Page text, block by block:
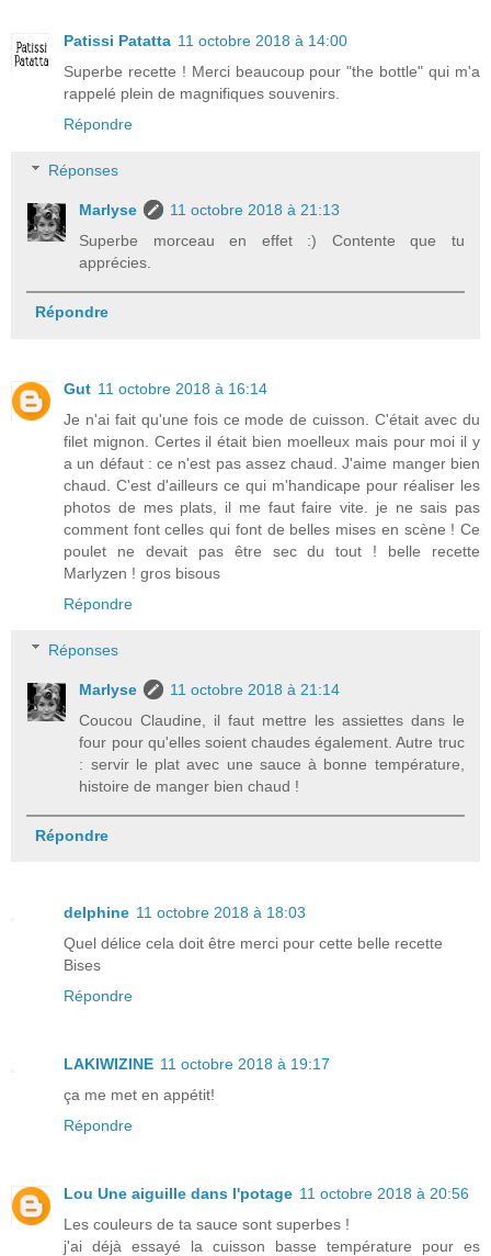
Patissi Patatta 11 octobre 2018 à 14:00
Superbe recette ! Merci beaucoup pour "the bottle" qui m'a
rappelé plein de magnifiques souvenirs.
Répondre
Réponses
Marlyse
11 octobre 2018 à 21:13
Superbe morceau en effet :) Contente que tu
apprécies.
Répondre
Gut 11 octobre 2018 à 16:14
Je n'ai fait qu'une fois ce mode de cuisson. C'était avec du
filet mignon. Certes il était bien moelleux mais pour moi il y
a un défaut : ce n'est pas assez chaud. J'aime manger bien
chaud. C'est d'ailleurs ce qui m'handicape pour réaliser les
photos de mes plats, il me faut faire vite. je ne sais pas
comment font celles qui font de belles mises en scène ! Ce
poulet ne devait pas être sec du tout ! belle recette
Marlyzen ! gros bisous
Répondre
Réponses
Marlyse
11 octobre 2018 à 21:14
Coucou Claudine, il faut mettre les assiettes dans le
four pour qu'elles soient chaudes également. Autre truc
: servir le plat avec une sauce à bonne température,
histoire de manger bien chaud !
Répondre
delphine 11 octobre 2018 à 18:03
Quel délice cela doit être merci pour cette belle recette
Bises
Répondre
LAKIWIZINE 11 octobre 2018 à 19:17
ça me met en appétit!
Répondre
Lou Une aiguille dans l'potage 11 octobre 2018 à 20:56
Les couleurs de ta sauce sont superbes !
j'ai déjà essayé la cuisson basse température pour es